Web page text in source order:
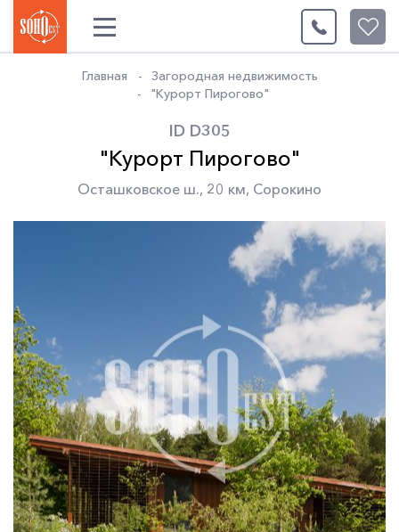
0
Главная
Загородная недвижимость
"Курорт Пирогово"
ID D305
"Курорт Пирогово"
Осташковское ш., 20 км, Сорокино